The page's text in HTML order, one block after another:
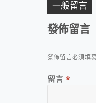
一般留言
發佈留言
發佈留言必須填
留言 *